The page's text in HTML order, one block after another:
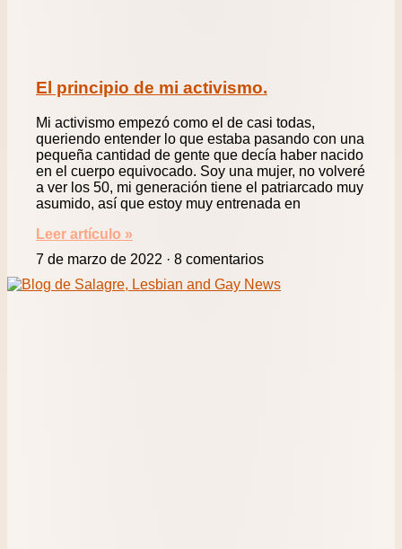
El principio de mi activismo.
Mi activismo empezó como el de casi todas,
queriendo entender lo que estaba pasando con una
pequeña cantidad de gente que decía haber nacido
en el cuerpo equivocado. Soy una mujer, no volveré
a ver los 50, mi generación tiene el patriarcado muy
asumido, así que estoy muy entrenada en
Leer artículo »
7 de marzo de 2022
8 comentarios